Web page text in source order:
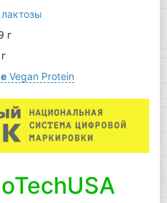
г
Vegan Protein